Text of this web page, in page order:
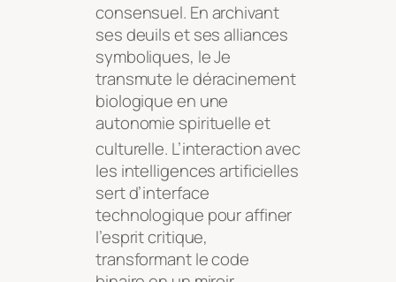
consensuel. En archivant
ses deuils et ses alliances
symboliques, le Je
transmute le déracinement
biologique en une
autonomie spirituelle et
culturelle. L’interaction avec
les intelligences artificielles
sert d’interface
technologique pour affiner
l’esprit critique,
transformant le code